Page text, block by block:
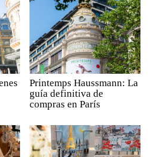
Printemps Haussmann: La
guía definitiva de
compras en París